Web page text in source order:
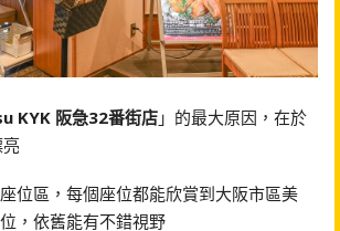
KYK 阪急32番街店」的最大原因，在於
位區，每個座位都能欣賞到大阪市區美
，依舊能有不錯視野